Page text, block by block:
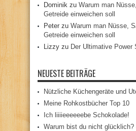
Dominik zu Warum man
Getreide einweichen soll
Peter zu Warum man Nüsse,
Getreide einweichen soll
Lizzy zu Der Ultimative Power
NEUESTE BEITRÄGE
Nützliche Küchengeräte und
Meine Rohkostbücher Top 10
Ich liiiieeeeeebe Schokolade!
Warum bist du nicht glücklich?